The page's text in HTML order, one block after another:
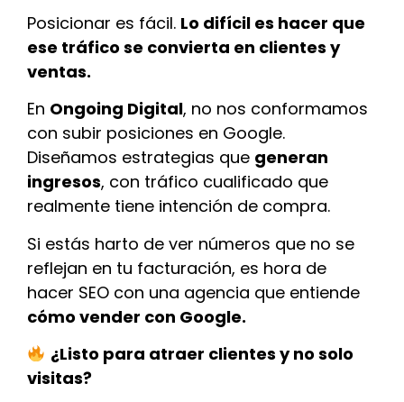
Posicionar es fácil. Lo difícil es hacer que
ese tráfico se convierta en clientes y
ventas.
En Ongoing Digital, no nos conformamos
con subir posiciones en Google.
Diseñamos estrategias que generan
ingresos, con tráfico cualificado que
realmente tiene intención de compra.
Si estás harto de ver números que no se
reflejan en tu facturación, es hora de
hacer SEO con una agencia que entiende
cómo vender con Google.
¿Listo para atraer clientes y no solo
visitas?